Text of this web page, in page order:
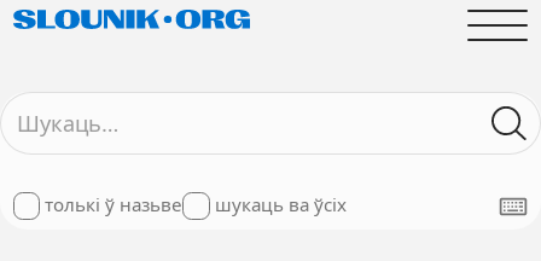
толькі ў назьве шукаць ва ўсіх